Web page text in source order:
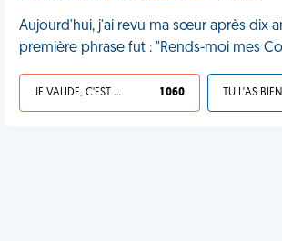
Aujourd'hui, j'ai revu ma sœur après dix
première phrase fut : "Rends-moi mes
JE VALIDE, C'EST UNE VDM 1 060